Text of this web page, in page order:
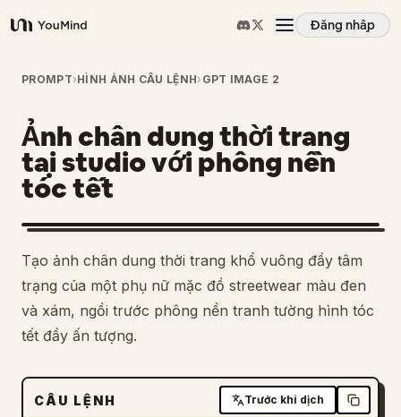
YouMind
Đăng nhập
Tổng quan
Các trường hợp sử dụng
Kỹ năng
Lời nhắc
Giá cả
PROMPT›HÌNH ẢNH CÂU LỆNH› GPT IMAGE 2
Ảnh chân dung thời trang
tại studio với phông nền
tóc tết
Tạo ảnh chân dung thời trang khổ vuông đầy tâm
trạng của một phụ nữ mặc đồ streetwear màu đen
và xám, ngồi trước phông nền tranh tường hình tóc
tết đầy ấn tượng.
CÂU LỆNH Trước khi dịch